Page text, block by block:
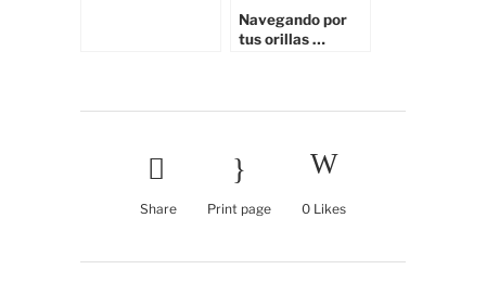
Navegando por
tus orillas …
Share Print page 0 Likes